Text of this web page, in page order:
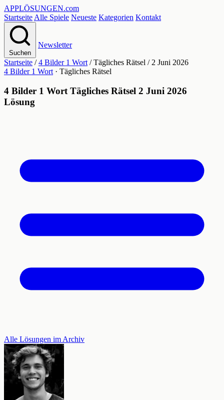
APPLÖSUNGEN.com
Startseite Alle Spiele Neueste Kategorien Kontakt
Suchen
Newsletter
Startseite / 4 Bilder 1 Wort / Tägliches Rätsel / 2 Juni 2026
4 Bilder 1 Wort · Tägliches Rätsel
4 Bilder 1 Wort Tägliches Rätsel 2 Juni 2026
Lösung
Alle Lösungen im Archiv